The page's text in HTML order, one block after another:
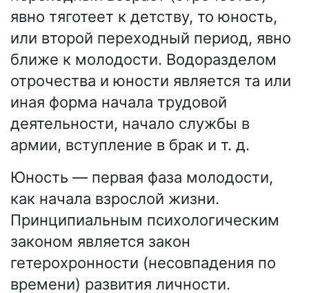
явно тяготеет к детству, то юность,
или второй переходный период, явно
ближе к молодости. Водоразделом
отрочества и юности является та или
иная форма начала трудовой
деятельности, начало службы в
армии, вступление в брак и т. д.
Юность — первая фаза молодости,
как начала взрослой жизни.
Принципиальным психологическим
законом является закон
гетерохронности (несовпадения по
времени) развития личности.